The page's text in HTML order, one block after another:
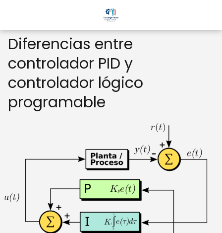
Diferencias entre
controlador PID y
controlador lógico
programable